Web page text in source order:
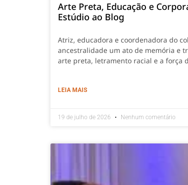
Arte Preta, Educação e
Estúdio ao Blog
Atriz, educadora e coordenadora do
ancestralidade um ato de memória e
arte preta, letramento racial e a força
LEIA MAIS
19 de julho de 2026 Nenhum comentário